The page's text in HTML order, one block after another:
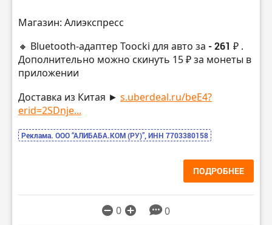
Магазин: Алиэкспресс
🔸 Bluetooth-адаптер Toocki для авто за - 261 ₽ .
Дополнительно можно скинуть 15 ₽ за монеты в
приложении
Доставка из Китая ► s.uberdeal.ru/beE4?
erid=2SDnje...
Реклама. ООО “АЛИБАБА.КОМ (РУ)”, ИНН 7703380158
ПОДРОБНЕЕ
0 0